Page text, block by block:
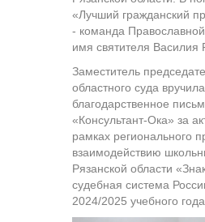
«Лучший гражданский
- команда
имя святителя Василия
Заместитель
областного суда вручила
благодарственное
«Консультант-Ока» за
рамках регионального
взаимодействию
Рязанской области
судебная система
2024/2025 учебного года.